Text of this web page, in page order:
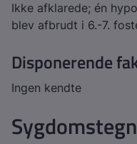
Ikke afklarede; én
blev afbrudt i 6.-7.
Disponerende
Ingen kendte
Sygdomstegn